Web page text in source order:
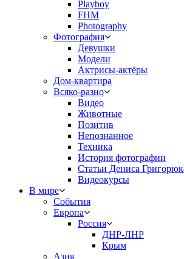
Playboy
FHM
Photography
Фотография
Девушки
Модели
Актрисы-актёры
Дом-квартира
Всяко-разно
Видео
Животные
Позитив
Непознанное
Техника
История фотографии
Статьи Дениса
Видеокурсы
В мире
События
Европа
Россия
ДНР-ЛНР
Крым
Азия